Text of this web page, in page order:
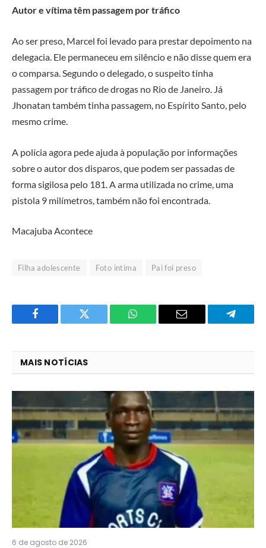
Autor e vítima têm passagem por tráfico
Ao ser preso, Marcel foi levado para prestar depoimento na
delegacia. Ele permaneceu em silêncio e não disse quem era
o comparsa. Segundo o delegado, o suspeito tinha
passagem por tráfico de drogas no Rio de Janeiro. Já
Jhonatan também tinha passagem, no Espírito Santo, pelo
mesmo crime.
A polícia agora pede ajuda à população por informações
sobre o autor dos disparos, que podem ser passadas de
forma sigilosa pelo 181. A arma utilizada no crime, uma
pistola 9 milímetros, também não foi encontrada.
Macajuba Acontece
Filha adolescente Foto intima Pai foi preso
Facebook Twitter
O
do
WhatsApp?
E-
MAIS NOTÍCIAS
6 de agosto de 2026